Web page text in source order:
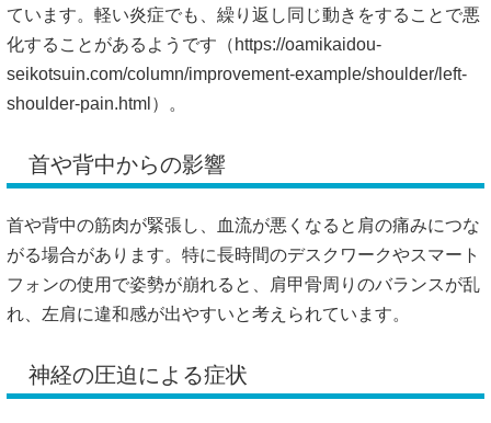
ています。軽い炎症でも、繰り返し同じ動きをすることで悪
化することがあるようです（ https://oamikaidou-
seikotsuin.com/column/improvement-example/shoulder/left-
shoulder-pain.html）。
首や背中からの影響
首や背中の筋肉が緊張し、血流が悪くなると肩の痛みにつな
がる場合があります。特に長時間のデスクワークやスマート
フォンの使用で姿勢が崩れると、肩甲骨周りのバランスが乱
れ、左肩に違和感が出やすいと考えられています。
神経の圧迫による症状